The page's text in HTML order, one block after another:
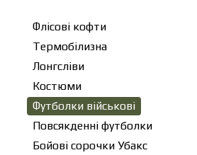
Флісові кофти
Термобілизна
Лонгсліви
Костюми
Футболки військові
Повсякденні футболки
Бойові сорочки Убакс